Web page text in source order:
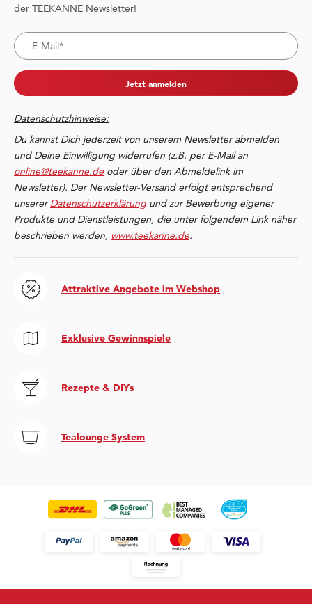
der TEEKANNE Newsletter!
Jetzt anmelden
Datenschutzhinweise:
Du kannst Dich jederzeit von unserem Newsletter abmelden
und Deine Einwilligung widerrufen (z.B. per E-Mail an
online@teekanne.de oder über den Abmeldelink im
Newsletter). Der Newsletter-Versand erfolgt entsprechend
unsererDatenschutzerklärung und zur Bewerbung eigener
Produkte und Dienstleistungen, die unter folgendem Link näher
beschrieben werden, www.teekanne.de.
Attraktive Angebote im Webshop
Exklusive Gewinnspiele
Rezepte & DIYs
Tealounge System